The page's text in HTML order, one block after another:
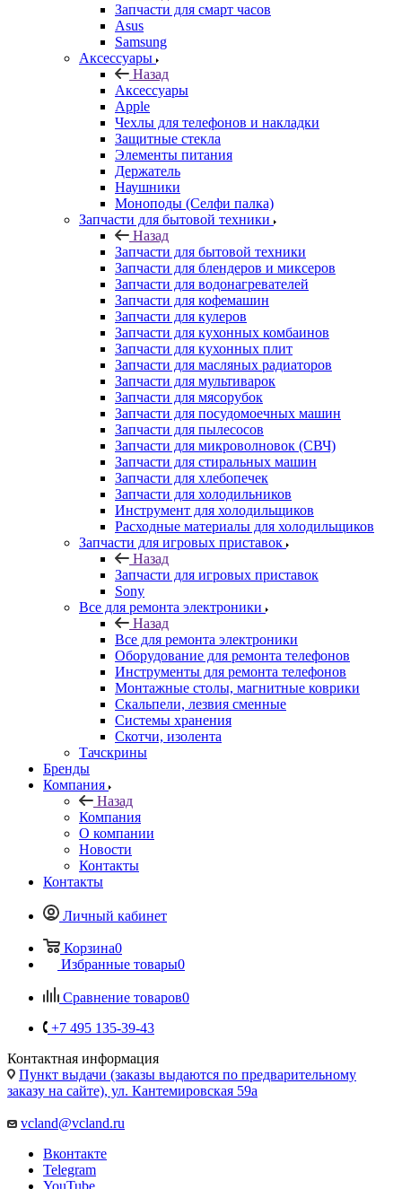
Аксессуары
Apple
Чехлы для телефонов и накладки
Защитные стекла
Элементы питания
Держатель
Наушники
Моноподы (Селфи палка)
Запчасти для бытовой техники
Назад
Запчасти для бытовой техники
Запчасти для блендеров и миксеров
Запчасти для водонагревателей
Запчасти для кофемашин
Запчасти для кулеров
Запчасти для кухонных комбаинов
Запчасти для кухонных плит
Запчасти для масляных радиаторов
Запчасти для мультиварок
Запчасти для мясорубок
Запчасти для посудомоечных машин
Запчасти для пылесосов
Запчасти для микроволновок (СВЧ)
Запчасти для стиральных машин
Запчасти для хлебопечек
Запчасти для холодильников
Инструмент для холодильщиков
Расходные материалы для холодильщиков
Запчасти для игровых приставок
Назад
Запчасти для игровых приставок
Sony
Все для ремонта электроники
Назад
Все для ремонта электроники
Оборудование для ремонта телефонов
Инструменты для ремонта телефонов
Монтажные столы, магнитные коврики
Скальпели, лезвия сменные
Системы хранения
Скотчи, изолента
Тачскрины
Компания
Назад
Компания
О компании
Новости
Контакты
Контакты
Личный кабинет
Корзина0
Избранные товары
Сравнение товаров
+7 495 135-39-43
Пункт выдачи (заказы выдаются по предварительному
заказу на сайте), ул. Кантемировская 59а
Вконтакте
Telegram
Одноклассники